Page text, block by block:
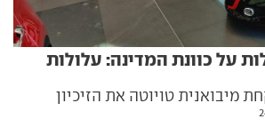
על כוונת המדינה: עלולות
מיבואנית טויוטה את הזיכיון
רשות התחרות גם ליבואנית קיה